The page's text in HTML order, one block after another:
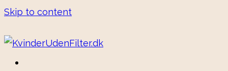
Skip to content